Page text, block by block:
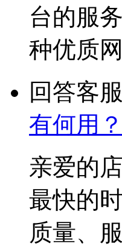
台的服
种优质
回答客
有何用？
亲爱的
最快的
质量、